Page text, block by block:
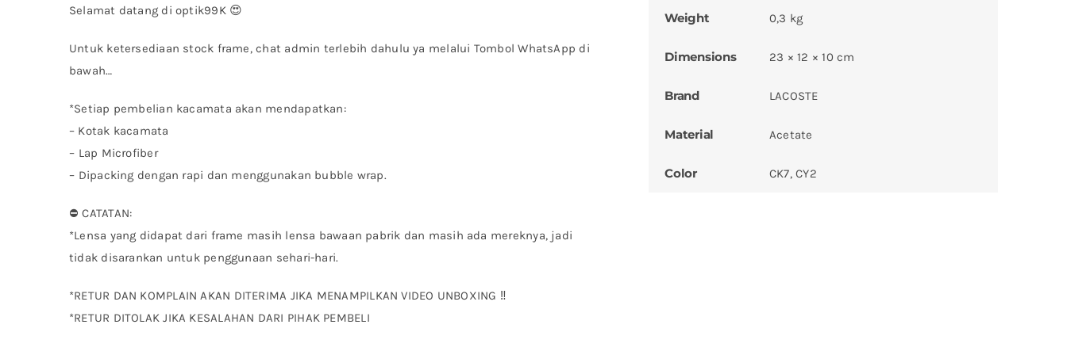
Selamat datang di optik99K 😍
Untuk ketersediaan stock frame, chat admin terlebih dahulu ya melalui Tombol WhatsApp di
bawah…
*Setiap pembelian kacamata akan mendapatkan:
– Kotak kacamata
– ⁠Lap Microfiber
– ⁠Dipacking dengan rapi dan menggunakan bubble wrap.
⛔ CATATAN:
*Lensa yang didapat dari frame masih lensa bawaan pabrik dan masih ada mereknya, jadi
tidak disarankan untuk penggunaan sehari-hari.
*RETUR DAN KOMPLAIN AKAN DITERIMA JIKA MENAMPILKAN VIDEO UNBOXING ‼
*RETUR DITOLAK JIKA KESALAHAN DARI PIHAK PEMBELI
Weight 0,3 kg
Dimensions 23 × 12 × 10 cm
Brand LACOSTE
Material Acetate
Color CK7, CY2